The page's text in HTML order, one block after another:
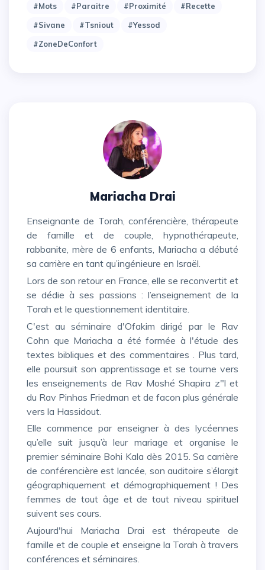
#mots
#paraitre #proximité
#recette
#sivane
#tsniout
#yessod
#zoneDeConfort
Mariacha Drai
Enseignante de Torah, conférencière, thérapeute
de famille et de couple, hypnothérapeute,
rabbanite, mère de 6 enfants, Mariacha a débuté
sa carrière en tant qu’ingénieure en Israël.
Lors de son retour en France, elle se reconvertit et
se dédie à ses passions : l’enseignement de la
Torah et le questionnement identitaire.
C'est au séminaire d'Ofakim dirigé par le Rav
Cohn que Mariacha a été formée à l'étude des
textes bibliques et des commentaires . Plus tard,
elle poursuit son apprentissage et se tourne vers
les enseignements de Rav Moshé Shapira z"l et
du Rav Pinhas Friedman et de facon plus générale
vers la Hassidout.
Elle commence par enseigner à des lycéennes
qu’elle suit jusqu’à leur mariage et organise le
premier séminaire Bohi Kala dès 2015. Sa carrière
de conférencière est lancée, son auditoire s’élargit
géographiquement et démographiquement ! Des
femmes de tout âge et de tout niveau spirituel
suivent ses cours.
Aujourd'hui Mariacha Drai est thérapeute de
famille et de couple et enseigne la Torah à travers
conférences et séminaires.